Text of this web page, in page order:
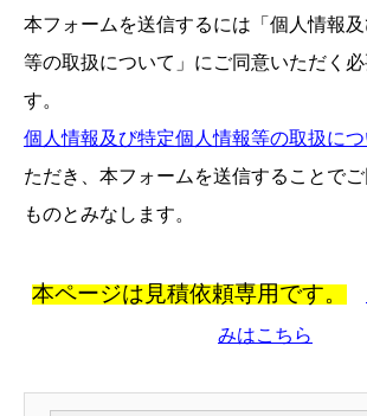
本フォームを送信するには「個人情報
等の取扱について」にご同意いただく必
す。
個人情報及び特定個人情報等の取扱につ
ただき、本フォームを送信することで
ものとみなします。
本ページは見積依頼専用です。
みはこちら